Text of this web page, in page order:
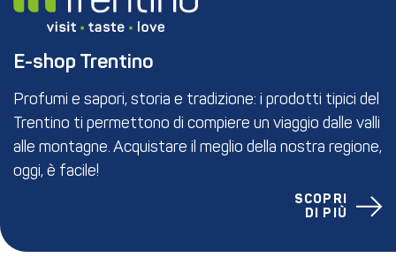
E-shop Trentino
Profumi e sapori, storia e tradizione: i prodotti tipici del
Trentino ti permettono di compiere un viaggio dalle valli
alle montagne. Acquistare il meglio della nostra regione,
oggi, è facile!
SCOPRI
DI PIÙ